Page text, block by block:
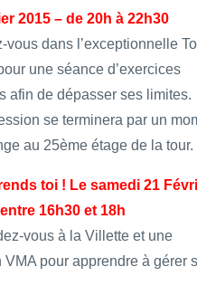
2015 – de 20h à 22h30
vous dans l’exceptionnelle
une séance d’exercices
afin de dépasser ses limites.
se terminera par un
au 25ème étage de la tour.
toi ! Le samedi 21
16h30 et 18h
vous à la Villette et une
VMA pour apprendre à gérer